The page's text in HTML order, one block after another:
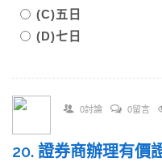
(C)五日
(D)七日
0討論 0留言
20. 證券商辦理有價